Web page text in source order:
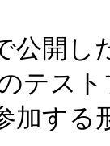
開し
テス
加する